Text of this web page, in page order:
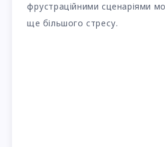
фрустраційними сценаріями
ще більшого стресу.